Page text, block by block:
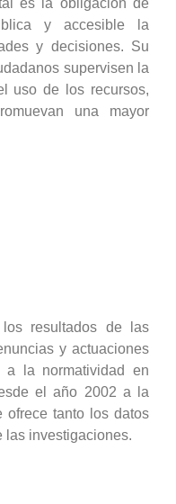
es la obligación de
y accesible la
y decisiones. Su
supervisen la
uso de los recursos,
una mayor
resultados de las
y actuaciones
a la normatividad en
el año 2002 a la
ofrece tanto los datos
las investigaciones.